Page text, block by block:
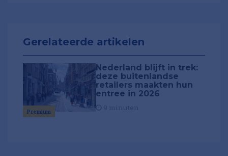
Gerelateerde artikelen
Premium
Nederland blijft in trek:
deze buitenlandse
retailers maakten hun
entree in 2026